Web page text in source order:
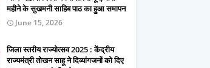
महीने के सुखमनी साहिब पाठ का हुआ समापन
June 15, 2026
जिला स्तरीय राज्योत्सव 2025 : केंद्रीय
राज्यमंत्री तोखन साहू ने दिव्यांगजनों को दिए